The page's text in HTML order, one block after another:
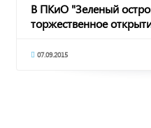
В ПКиО "Зеленый
торжественное
07.09.2015